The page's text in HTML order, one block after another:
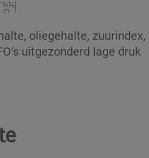
oliegehalte,
uitgezonderd lage druk